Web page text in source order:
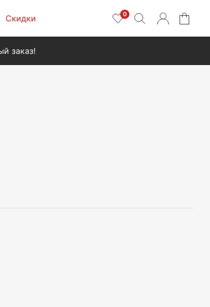
0
Скидки
заказ!